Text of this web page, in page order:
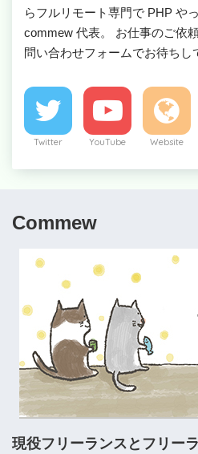
らフルリモート専門で PHP や
commew 代表。 お仕事のご依
問い合わせフォームでお待ちし
Twitter YouTube Website
Commew
現役フリーランスとフリー